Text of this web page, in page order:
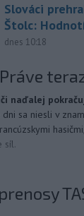
Slováci
Štolc:
dnes 10:18
Práve
naďalej
sa niesli v
síl.